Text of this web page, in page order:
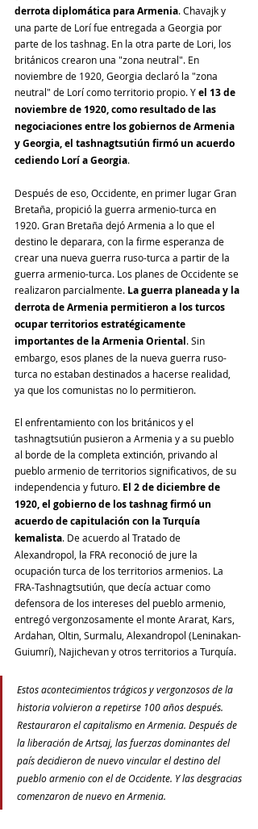
derrota diplomática para Armenia. Chavajk y
una parte de Lorí fue entregada a Georgia por
parte de los tashnag. En la otra parte de Lori, los
británicos crearon una "zona neutral". En
noviembre de 1920, Georgia declaró la "zona
neutral" de Lorí como territorio propio. Y el 13 de
noviembre de 1920, como resultado de las
negociaciones entre los gobiernos de Armenia
y Georgia, el tashnagtsutiún firmó un acuerdo
cediendo Lorí a Georgia.
Después de eso, Occidente, en primer lugar Gran
Bretaña, propició la guerra armenio-turca en
1920. Gran Bretaña dejó Armenia a lo que el
destino le deparara, con la firme esperanza de
crear una nueva guerra ruso-turca a partir de la
guerra armenio-turca. Los planes de Occidente se
realizaron parcialmente. La guerra planeada y la
derrota de Armenia permitieron a los turcos
ocupar territorios estratégicamente
importantes de la Armenia Oriental. Sin
embargo, esos planes de la nueva guerra ruso-
turca no estaban destinados a hacerse realidad,
ya que los comunistas no lo permitieron.
El enfrentamiento con los británicos y el
tashnagtsutiún pusieron a Armenia y a su pueblo
al borde de la completa extinción, privando al
pueblo armenio de territorios significativos, de su
independencia y futuro. El 2 de diciembre de
1920, el gobierno de los tashnag firmó un
acuerdo de capitulación con la Turquía
kemalista. De acuerdo al Tratado de
Alexandropol, la FRA reconoció de jure la
ocupación turca de los territorios armenios. La
FRA-Tashnagtsutiún, que decía actuar como
defensora de los intereses del pueblo armenio,
entregó vergonzosamente el monte Ararat, Kars,
Ardahan, Oltin, Surmalu, Alexandropol (Leninakan-
Guiumrí), Najichevan y otros territorios a Turquía.
Estos acontecimientos trágicos y vergonzosos de la
historia volvieron a repetirse 100 años después.
Restauraron el capitalismo en Armenia. Después de
la liberación de Artsaj, las fuerzas dominantes del
país decidieron de nuevo vincular el destino del
pueblo armenio con el de Occidente. Y las desgracias
comenzaron de nuevo en Armenia.